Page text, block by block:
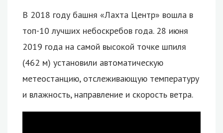
В 2018 году башня «Лахта Центр» вошла в
топ-10 лучших небоскребов года. 28 июня
2019 года на самой высокой точке шпиля
(462 м) установили автоматическую
метеостанцию, отслеживающую температуру
и влажность, направление и скорость ветра.